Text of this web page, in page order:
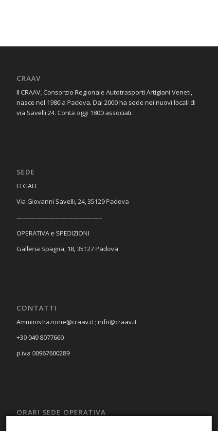
CRAAV
Il CRAAV, Consorzio Regionale Autotrasporti Artigiani Veneti,
nasce nel 1980 a Padova. Dal 2000 ha sede nei nuovi locali di
via Savelli 24. Conta oggi 1800 associati.
SEDE
​LEGALE
Via Giovanni Savelli, 24, 35129 Padova
—————————————–
OPERATIVA e SPEDIZIONI
Galleria Spagna, 18, 35127 Padova
CONTATTI
Amministrazione@craav.it ; info@craav.it
+39 049 8077660
p.iva 00967600289
ORARI SEDE OPERATIVA